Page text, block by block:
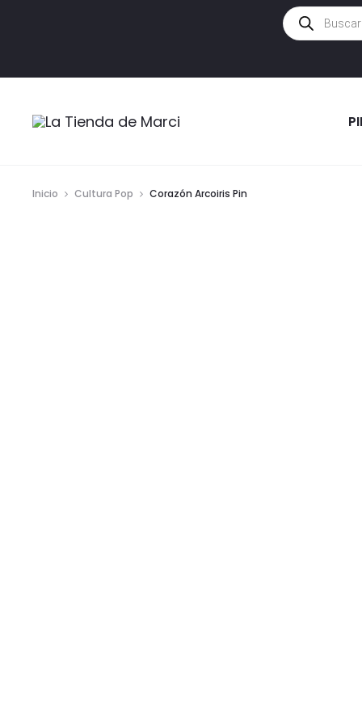
Búsqueda
de
productos
Inicio Cultura Pop Corazón Arcoiris Pin